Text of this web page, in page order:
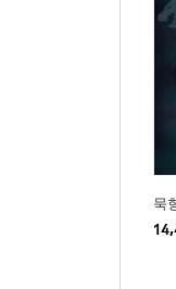
묵